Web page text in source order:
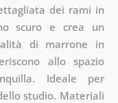
dei rami in
scuro e crea un
di marrone in
allo spazio
Ideale per
studio. Materiali